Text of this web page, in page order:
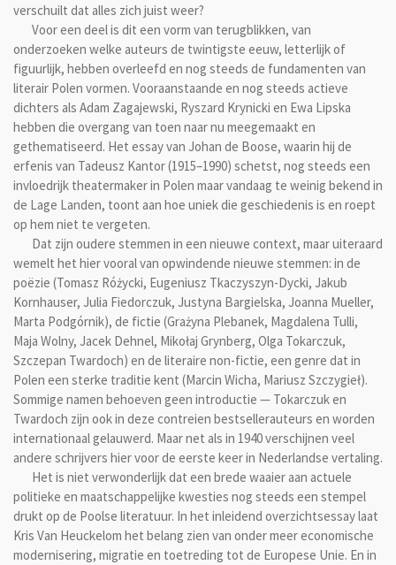
verschuilt dat alles zich juist weer?
Voor een deel is dit een vorm van terugblikken, van
onderzoeken welke auteurs de twintigste eeuw, letterlijk of
figuurlijk, hebben overleefd en nog steeds de fundamenten van
literair Polen vormen. Vooraanstaande en nog steeds actieve
dichters als Adam Zagajewski, Ryszard Krynicki en Ewa Lipska
hebben die overgang van toen naar nu meegemaakt en
gethematiseerd. Het essay van Johan de Boose, waarin hij de
erfenis van Tadeusz Kantor (1915–1990) schetst, nog steeds een
invloedrijk theatermaker in Polen maar vandaag te weinig bekend in
de Lage Landen, toont aan hoe uniek die geschiedenis is en roept
op hem niet te vergeten.
Dat zijn oudere stemmen in een nieuwe context, maar uiteraard
wemelt het hier vooral van opwindende nieuwe stemmen: in de
poëzie (Tomasz Różycki, Eugeniusz Tkaczyszyn-Dycki, Jakub
Kornhauser, Julia Fiedorczuk, Justyna Bargielska, Joanna Mueller,
Marta Podgórnik), de fictie (Grażyna Plebanek, Magdalena Tulli,
Maja Wolny, Jacek Dehnel, Mikołaj Grynberg, Olga Tokarczuk,
Szczepan Twardoch) en de literaire non-fictie, een genre dat in
Polen een sterke traditie kent (Marcin Wicha, Mariusz Szczygieł).
Sommige namen behoeven geen introductie — Tokarczuk en
Twardoch zijn ook in deze contreien bestsellerauteurs en worden
internationaal gelauwerd. Maar net als in 1940 verschijnen veel
andere schrijvers hier voor de eerste keer in Nederlandse vertaling.
Het is niet verwonderlijk dat een brede waaier aan actuele
politieke en maatschappelijke kwesties nog steeds een stempel
drukt op de Poolse literatuur. In het inleidend overzichtsessay laat
Kris Van Heuckelom het belang zien van onder meer economische
modernisering, migratie en toetreding tot de Europese Unie. En in